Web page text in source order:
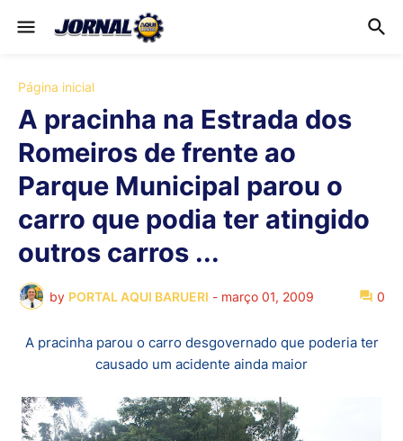
Página inicial
A pracinha na Estrada dos
Romeiros de frente ao
Parque Municipal parou o
carro que podia ter atingido
outros carros ...
by PORTAL AQUI BARUERI - março 01, 2009 0
A pracinha parou o carro desgovernado que poderia ter
causado um acidente ainda maior